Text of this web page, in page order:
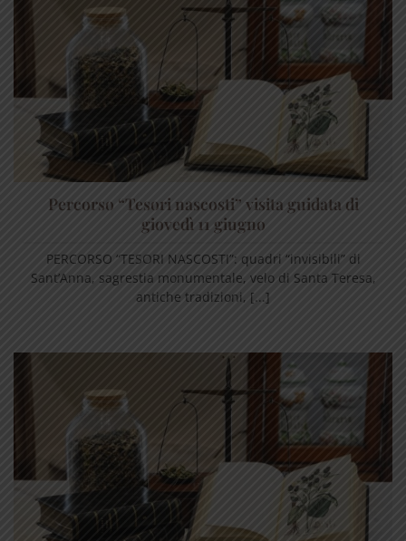
Percorso “Tesori nascosti” visita guidata di
giovedì 11 giugno
PERCORSO “TESORI NASCOSTI”: quadri “invisibili” di
Sant’Anna, sagrestia monumentale, velo di Santa Teresa,
antiche tradizioni, [...]